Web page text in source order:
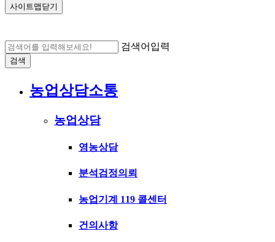
사이트맵닫기
검색어입력
검색
농업상담소통
농업상담
영농상담
분석검정의뢰
농업기계 119 콜센터
건의사항